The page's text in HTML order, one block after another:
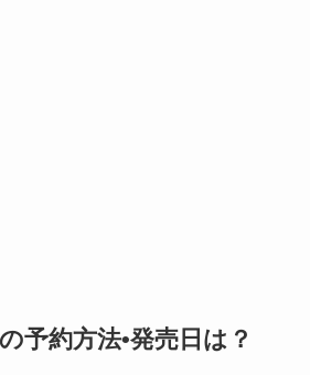
予約方法•発売日は？